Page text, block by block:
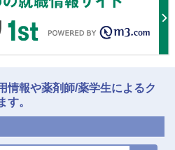
情報や薬剤師/薬学生によるク
す。